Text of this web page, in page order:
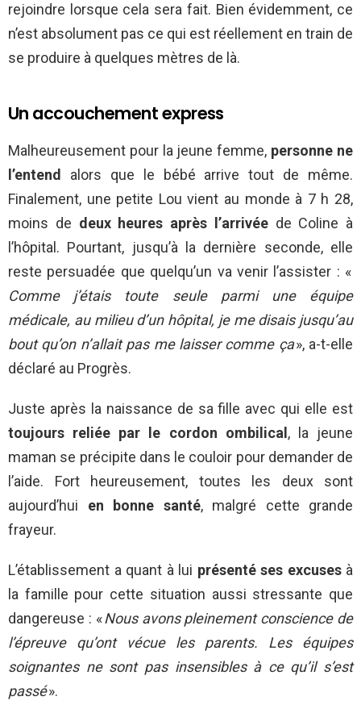
rejoindre lorsque cela sera fait. Bien évidemment, ce
n’est absolument pas ce qui est réellement en train de
se produire à quelques mètres de là.
Un accouchement express
Malheureusement pour la jeune femme, personne ne
l’entend
alors que le bébé arrive tout de même.
Finalement, une petite Lou vient au monde à 7 h 28,
moins de deux heures après l’arrivéede Coline à
l’hôpital. Pourtant, jusqu’à la dernière seconde, elle
reste persuadée que quelqu’un va venir l’assister : «
Comme j’étais toute seule parmi une équipe
médicale, au milieu d’un hôpital, je me disais jusqu’au
bout qu’on n’allait pas me laisser comme ça», a-t-elle
déclaré au Progrès.
Juste après la naissance de sa fille avec qui elle est
toujours reliée par le cordon ombilical , la jeune
maman se précipite dans le couloir pour demander de
l’aide. Fort heureusement, toutes les deux sont
aujourd’hui en bonne santé, malgré cette grande
frayeur.
L’établissement a quant à lui présenté ses excusesà
la famille pour cette situation aussi stressante que
dangereuse : «Nous avons pleinement conscience de
l’épreuve qu’ont vécue les parents. Les équipes
soignantes ne sont pas insensibles à ce qu’il s’est
passé».